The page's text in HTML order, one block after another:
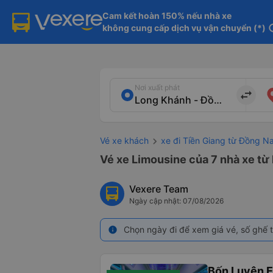
Cam kết hoàn 150% nếu nhà xe
không cung cấp dịch vụ vận chuyển (*)
Nơi xuất phát
import_export
Vé xe khách xe đi Tiền Giang từ Đồng
Vé xe Limousine của 7 nhà xe
Vexere Team
Ngày cập nhật: 07/08/2026
info Chọn ngày đi để xem giá vé, số